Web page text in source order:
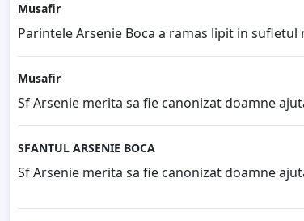
Musafir
Parintele Arsenie Boca a ramas lipit in
Musafir
Sf Arsenie merita sa fie canonizat doamne
SFANTUL ARSENIE BOCA
Sf Arsenie merita sa fie canonizat doamne